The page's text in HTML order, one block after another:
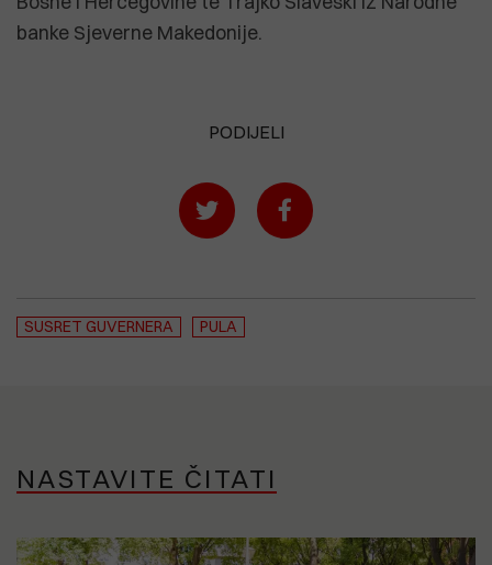
banke Sjeverne Makedonije.
PODIJELI
SUSRET GUVERNERA PULA
NASTAVITE ČITATI